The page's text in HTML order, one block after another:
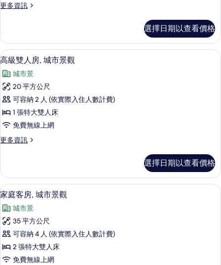
市
觀
的
所
有
相
片
更多資訊
更
套
房,
城
景
觀
的
詳
情
選擇日期以查看價格
顯
示
高
級
雙
人
城
景
觀
的
所
有
相
片
舒適加層、迷你吧、客房內保險箱、書
6
高級雙人房, 城市景觀
城市景
20 平方公尺
可容納 2 人 (依實際入住人數計費)
1 張特大雙人床
免費無線上網
更多資訊
更
雙
人
房,
城
市
景
觀
的
詳
情
選擇日期以查看價格
顯
示
家
庭
客
房,
家庭客房, 城市景觀 | 舒適加層、迷你
5
家庭客房, 城市景觀
城市景
35 平方公尺
可容納 4 人 (依實際入住人數計費)
2 張特大雙人床
免費無線上網